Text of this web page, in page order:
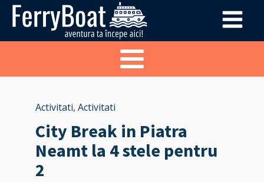
Activitati, Activitati
City Break in Piatra
Neamt la 4 stele pentru
2